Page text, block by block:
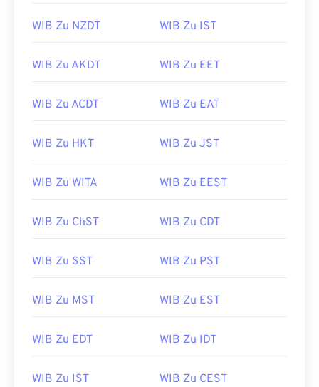
WIB Zu NZDT WIB Zu IST
WIB Zu AKDT WIB Zu EET
WIB Zu ACDT WIB Zu EAT
WIB Zu HKT WIB Zu JST
WIB Zu WITA WIB Zu EEST
WIB Zu ChST WIB Zu CDT
WIB Zu SST WIB Zu PST
WIB Zu MST WIB Zu EST
WIB Zu EDT WIB Zu IDT
WIB Zu IST WIB Zu CEST